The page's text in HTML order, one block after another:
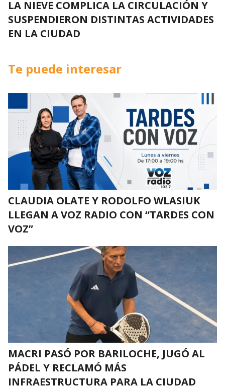
LA NIEVE COMPLICA LA CIRCULACIÓN Y
SUSPENDIERON DISTINTAS ACTIVIDADES
EN LA CIUDAD
Te puede interesar
CLAUDIA OLATE Y RODOLFO WLASIUK
LLEGAN A VOZ RADIO CON “TARDES CON
VOZ”
MACRI PASÓ POR BARILOCHE, JUGÓ AL
PÁDEL Y RECLAMÓ MÁS
INFRAESTRUCTURA PARA LA CIUDAD